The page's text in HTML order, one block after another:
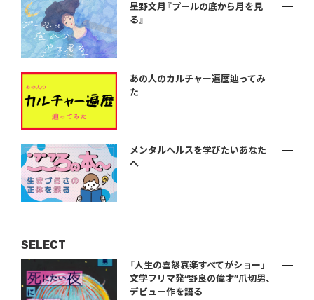
星野文月『プールの底から月を見
る』
あの人のカルチャー遍歴辿ってみ
た
メンタルヘルスを学びたいあなた
へ
SELECT
「人生の喜怒哀楽すべてがショー」
文学フリマ発“野良の偉才”爪切男、
デビュー作を語る